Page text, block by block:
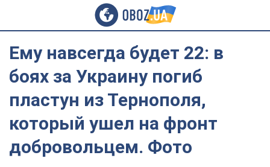
Ему навсегда будет 22: в
боях за Украину погиб
пластун из Тернополя,
который ушел на фронт
добровольцем. Фото